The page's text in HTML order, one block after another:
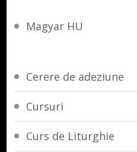
Magyar HU
Cerere de adeziune
Cursuri
Curs de Liturghie